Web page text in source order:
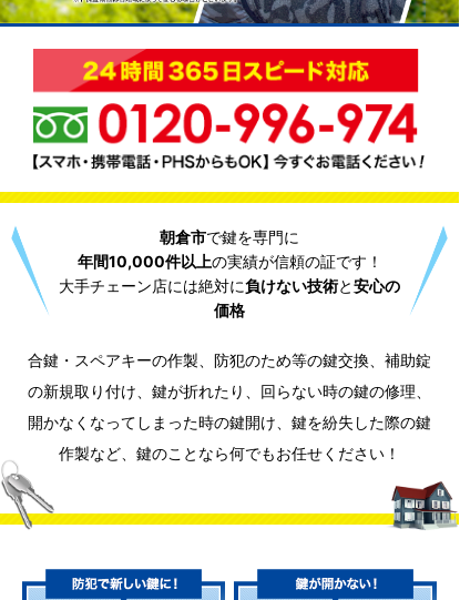
朝倉市で鍵を専門に
年間10,000件以上の実績が信頼の証です！
大手チェーン店には絶対に負けない技術と安心の
価格
合鍵・スペアキーの作製、防犯のため等の鍵交換、補助錠
の新規取り付け、鍵が折れたり、回らない時の鍵の修理、
開かなくなってしまった時の鍵開け、鍵を紛失した際の鍵
作製など、鍵のことなら何でもお任せください！